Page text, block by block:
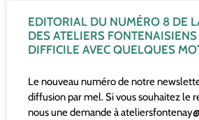
EDITORIAL DU NUMÉRO 8 DE
DES ATELIERS
DIFFICILE AVEC QUELQUES
Le nouveau numéro de notre
diffusion par mel. Si vous souhaitez le
nous une demande à